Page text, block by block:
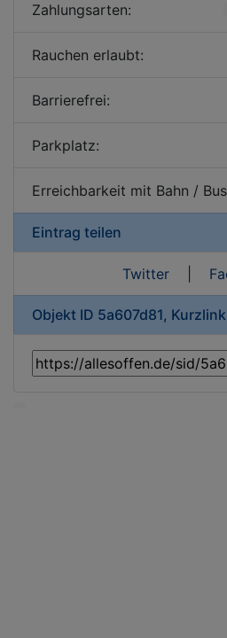
Zahlungsarten:
Rauchen erlaubt:
Barrierefrei:
Parkplatz:
Erreichbarkeit mit Bahn / Bus
Eintrag teilen
Twitter|
Objekt ID 5a607d81,